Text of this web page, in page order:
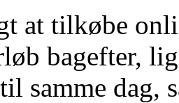
at tilkøbe
bagefter,
samme dag,